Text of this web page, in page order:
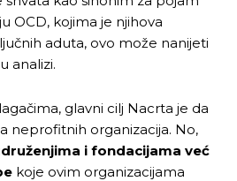
OCD, kojima je njihova
aduta, ovo može nanijeti
analizi.
glavni cilj Nacrta je da
neprofitnih organizacija. No,
i fondacijama već
koje ovim organizacijama